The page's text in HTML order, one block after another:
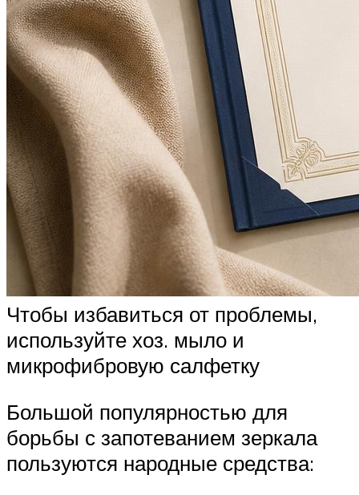
Чтобы избавиться от проблемы,
используйте хоз. мыло и
микрофибровую салфетку
Большой популярностью для
борьбы с запотеванием зеркала
пользуются народные средства: